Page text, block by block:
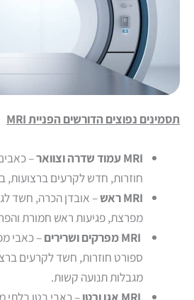
תסמינים נפוצים הדורשים הפניית MRI
MRI עמוד שדרה וצוואר
–
חוזרות, חדש לקרעים ברצועות,
MRI ראש
– אובדן הכרה, חשד
מפרצת, פגיעות ראש חמורת
MRI מפרקים ושרירים
– כאבי
ספורט חוזרות, חשד לקרעים
מגבלות תנועה קשות.